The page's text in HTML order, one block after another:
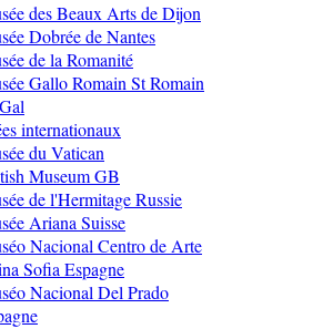
des Beaux Arts de Dijon
Dobrée de Nantes
de la Romanité
Gallo Romain St Romain
internationaux
du Vatican
Museum GB
de l'Hermitage Russie
Ariana Suisse
Nacional Centro de Arte
Sofia Espagne
Nacional Del Prado